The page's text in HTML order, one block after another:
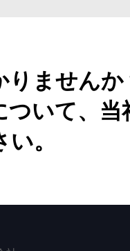
ませんか
ついて、
。